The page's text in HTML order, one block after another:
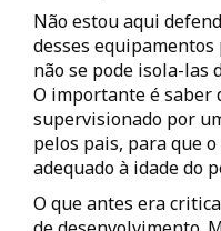
Não estou aqui
desses
não se pode isola-las
O importante é saber
supervisionado por
pelos pais, para que
adequado à idade do
O que antes era